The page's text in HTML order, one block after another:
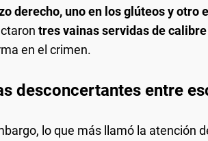
derecho, uno en los glúteos y otro
tres vainas servidas de
en el crimen.
desconcertantes entre
lo que más llamó la atención